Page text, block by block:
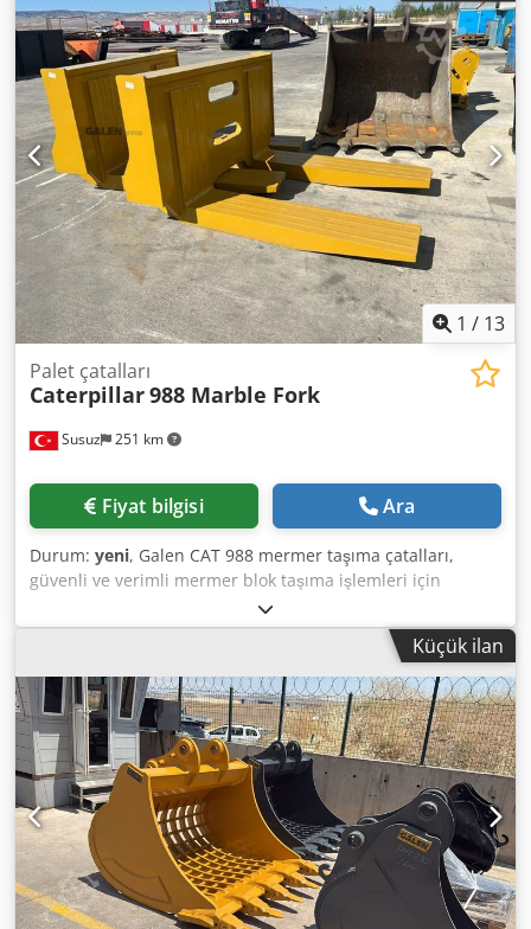
1 / 13
Susuz 251 km
Palet çatalları
Caterpillar988 Marble Fork
Fiyat bilgisi Ara
Durum: yeni, Galen CAT 988 mermer taşıma çatalları,
güvenli ve verimli mermer blok taşıma işlemleri için
tasarlanmış, ağır hizmet tipi bir tekerlekli yükleyici
aparatıdır. Güçlendirilmiş çelik yapı, makineye özel uyum,
yüksek taşıma kapasitesi ve zorlu taş ocaklarında ve taş
işleme uygulamalarında güvenilir performans sunar.
Ayrıntılı bilgi ve fiyat teklifleri için lütfen bizimle iletişime
geçin. Djdpfxozlbmmo Ag Rowa
Küçük ilan